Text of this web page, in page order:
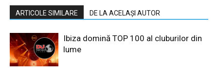
ARTICOLE SIMILARE DE LA ACELAȘI AUTOR
Ibiza domină TOP 100 al cluburilor din
lume